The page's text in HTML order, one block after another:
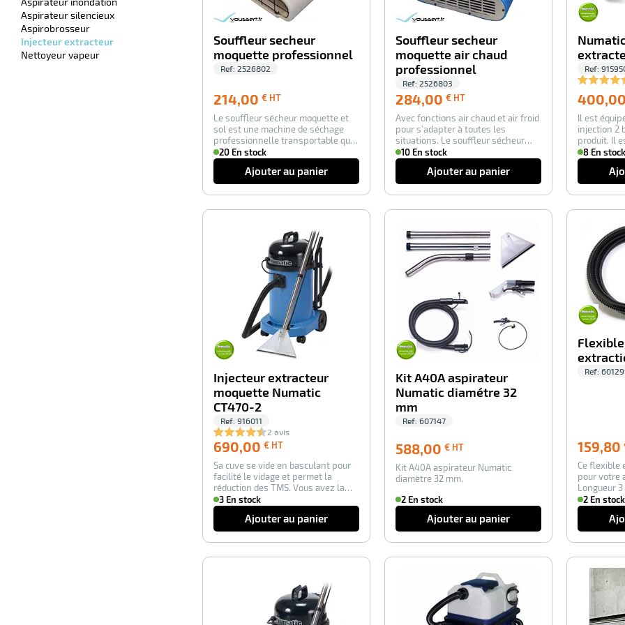
Aspirateur silencieux
Aspirobrosseur
Injecteur extracteur
Nettoyeur vapeur
Souffleur secheur
moquette professionnel
Ref: 2526802
214,00 € HT
HT
Le souffleur sécheur moquette et
sol est une machine de séchage
professionnelle transportable qui
vous pe…
20 En stock
Ajouter au panier
Souffleur secheur
moquette air chaud
professionnel
Ref: 2526803
284,00 € HT
HT
Avec fonctions air chaud et air froid
pour s’adapter à toutes les
situations. Le souffleur sécheur
moquet…
10 En stock
Ajouter au panier
Ref:
400,00
Il est
injection 2
produit. Il
moteur “…
8 En stock
Injecteur extracteur
moquette Numatic
CT470-2
Ref: 916011
2 avis
690,00 € HT
HT
Sa cuve se vide en basculant pour
facilité le vidage et permet la
réduction des TMS. Vous avez la
possibi…
3 En stock
Ajouter au panier
Kit A40A aspirateur
Numatic diamétre 32
mm
Ref: 607147
588,00 € HT
HT
Kit A40A aspirateur Numatic
diamètre 32 mm.
2 En stock
Ajouter au panier
Ref:
159,80
Ce flexible
pour votre
Longueur
avec tuy…
2 En stock